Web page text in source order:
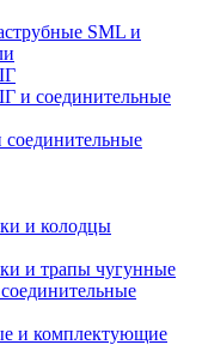
SML и
и соединительные
и колодцы
и трапы чугунные
и комплектующие